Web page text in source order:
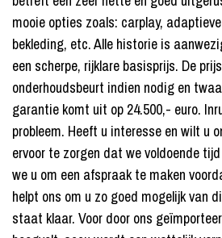
mooie opties zoals: carplay,
bekleding, etc. Alle historie is
een scherpe, rijklare basisprijs. De
onderhoudsbeurt indien nodig en
garantie komt uit op 24.500,- euro.
probleem. Heeft u interesse en wilt u
ervoor te zorgen dat we voldoende
we u om een afspraak te maken
helpt ons om u zo goed mogelijk van
staat klaar. Voor door ons